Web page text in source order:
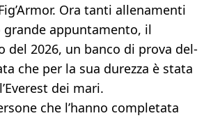
Ora tanti allenamenti
appuntamento, il
del 2026, un banco di prova del-
che per la sua durezza è stata
dei mari.
che l’hanno completata